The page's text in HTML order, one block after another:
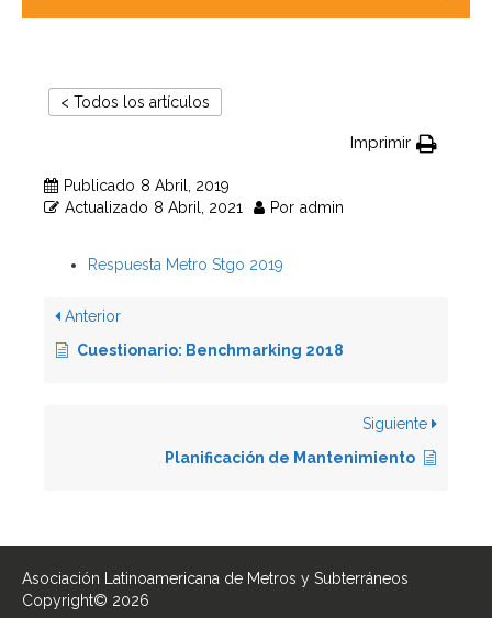
< Todos los artículos
Imprimir
Publicado 8 Abril, 2019
Actualizado 8 Abril, 2021 Por admin
Respuesta Metro Stgo 2019
Anterior
Cuestionario: Benchmarking 2018
Siguiente
Planificación de Mantenimiento
Asociación Latinoamericana de Metros y Subterráneos
Copyright© 2026